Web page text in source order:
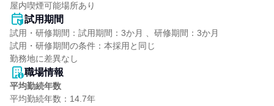
屋内喫煙可能場所あり
試用期間
試用・研修期間：試用期間：3か月 、研修期間：3か月
試用・研修期間の条件：本採用と同じ
職場情報
平均勤続年数